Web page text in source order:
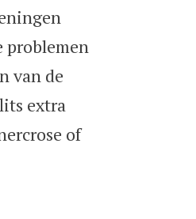
problemen
van de
extra
of